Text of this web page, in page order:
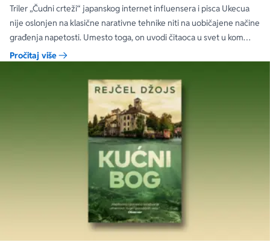
Triler „Čudni crteži“ japanskog internet influensera i pisca Ukecua
nije oslonjen na klasične narativne tehnike niti na uobičajene načine
građenja napetosti. Umesto toga, on uvodi čitaoca u svet u kom
priložene ilustracije govore više od reči, a ono što je nacrtano često
Pročitaj više